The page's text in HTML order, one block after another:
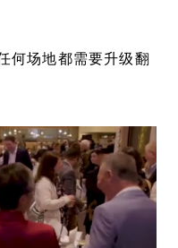
何场地都需要升级翻